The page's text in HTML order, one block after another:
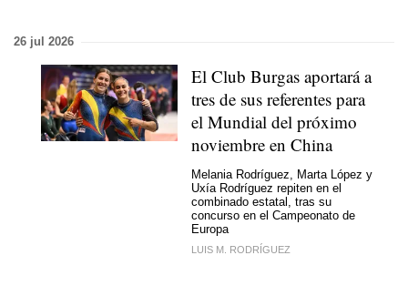
26 jul 2026
El Club Burgas aportará a
tres de sus referentes para
el Mundial del próximo
noviembre en China
Melania Rodríguez, Marta López y
Uxía Rodríguez repiten en el
combinado estatal, tras su
concurso en el Campeonato de
Europa
LUIS M. RODRÍGUEZ